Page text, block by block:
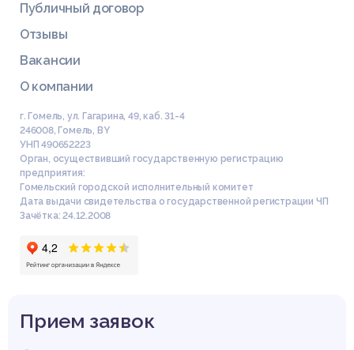
Публичный договор
Отзывы
Вакансии
О компании
г. Гомель, ул. Гагарина, 49, каб. 31-4
246008, Гомель, BY
УНП 490652223
Орган, осуществивший государственную регистрацию
предприятия:
Гомельский городской исполнительный комитет
Дата выдачи свидетельства о государственной регистрации ЧП
Зачётка: 24.12.2008
Прием заявок